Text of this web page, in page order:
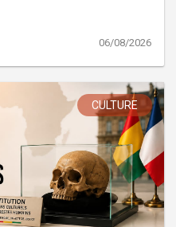
06/08/2026
CULTURE